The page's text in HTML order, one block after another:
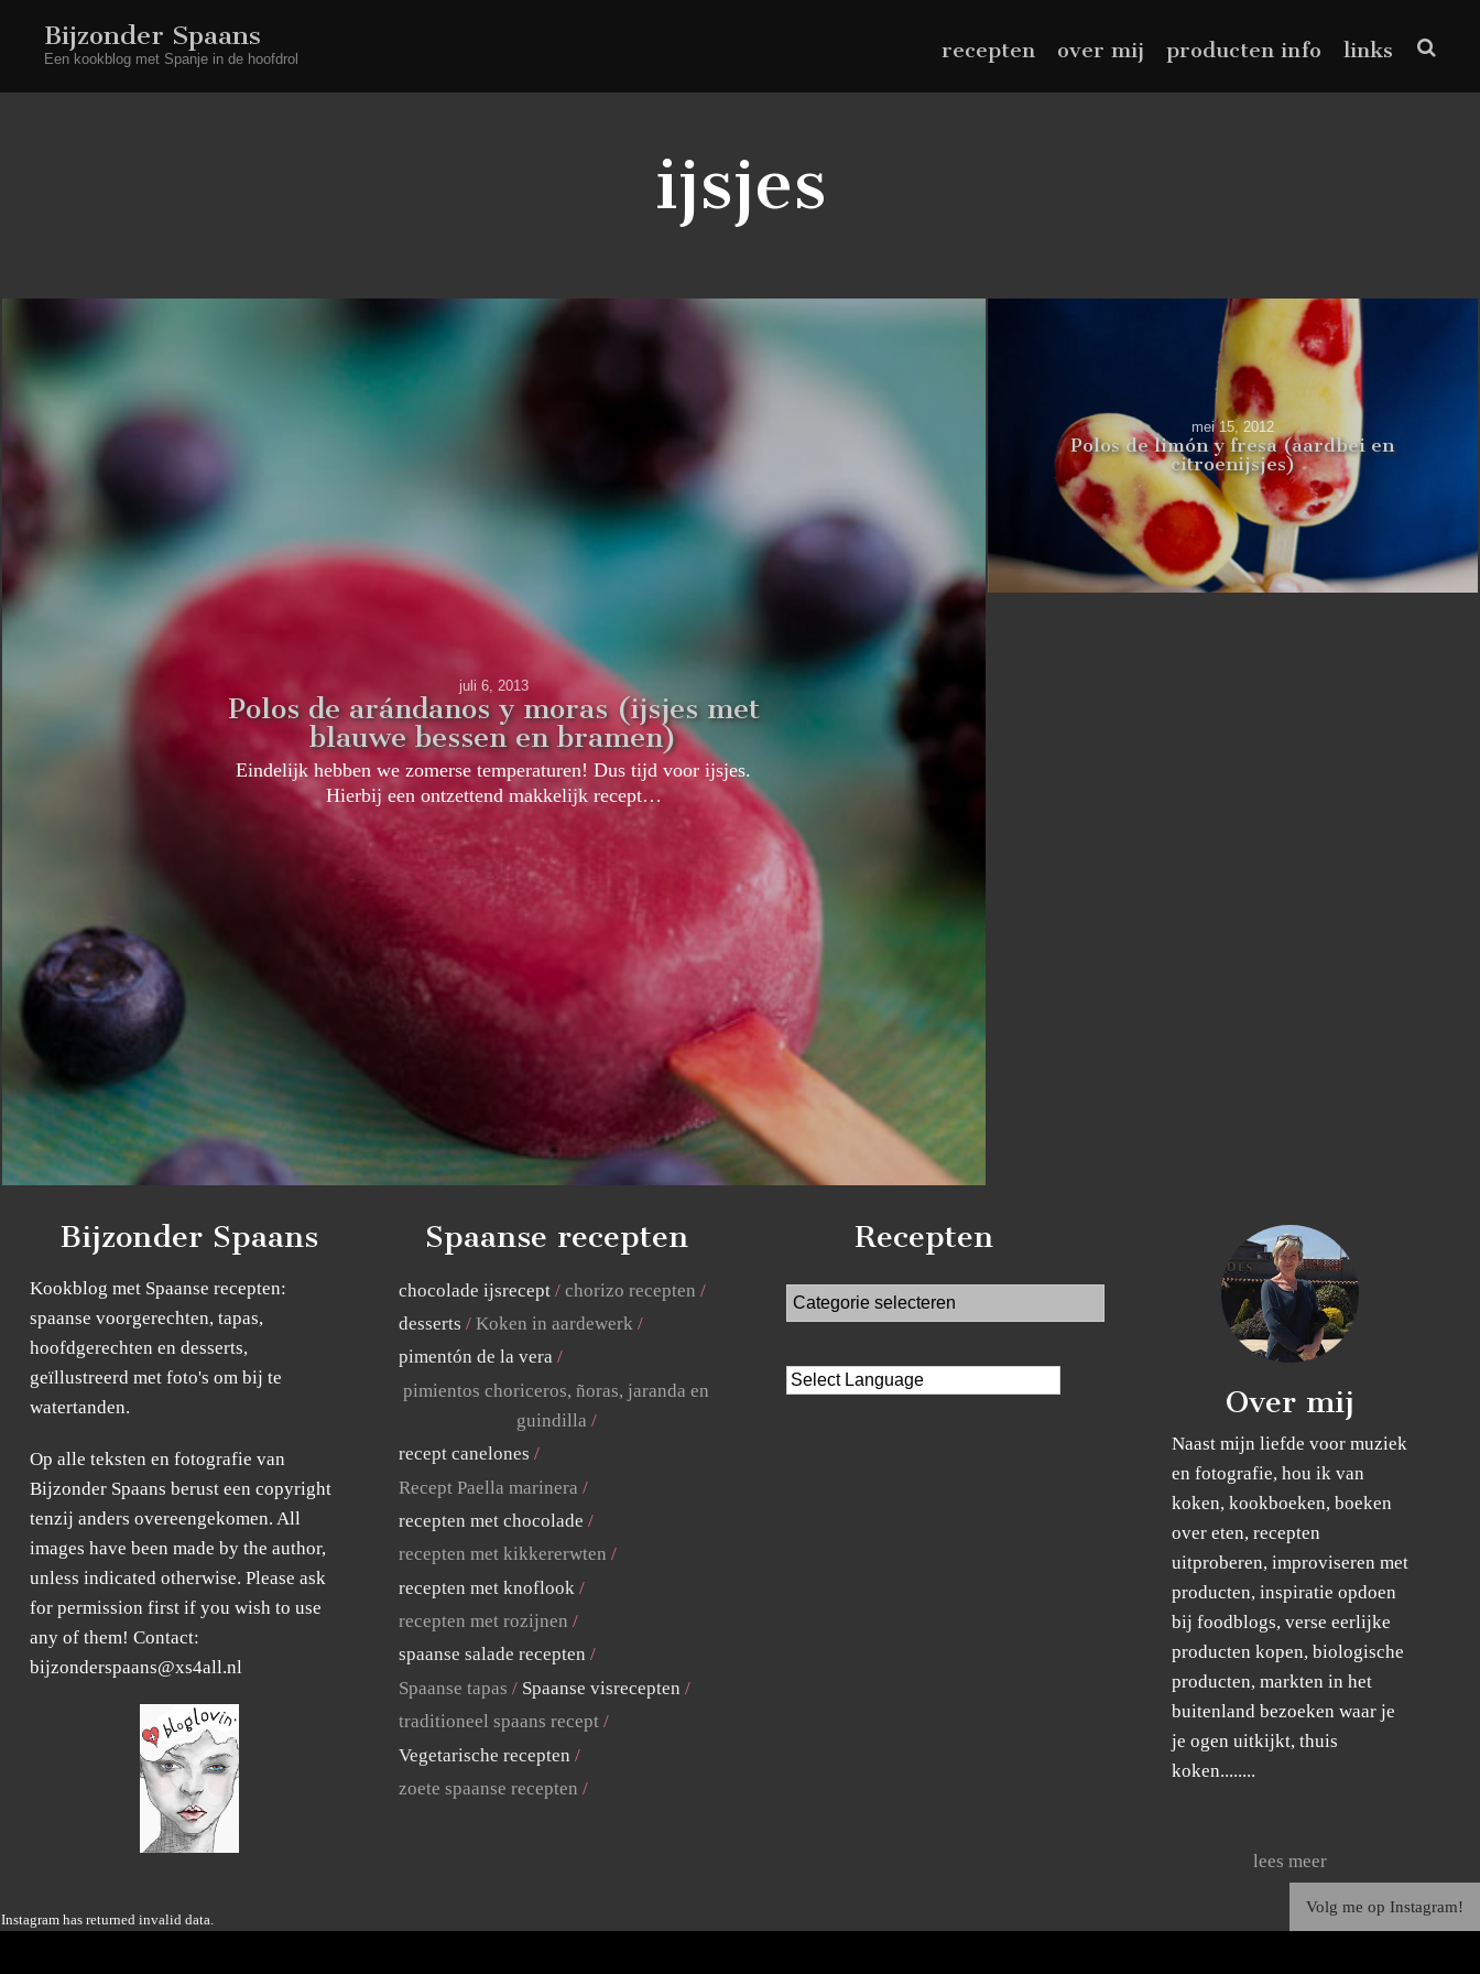
Bijzonder Spaans
Een kookblog met Spanje in de hoofdrol recepten over mij producten info links
ijsjes
juli 6, 2013
Polos de arándanos y moras (ijsjes met
blauwe bessen en bramen)
Eindelijk hebben we zomerse temperaturen! Dus tijd voor ijsjes.
Hierbij een ontzettend makkelijk recept…
mei 15, 2012
Polos de limón y fresa (aardbei en
citroenijsjes)
Bijzonder Spaans
Kookblog met Spaanse recepten:
spaanse voorgerechten, tapas,
hoofdgerechten en desserts,
geïllustreerd met foto's om bij te
watertanden.
Op alle teksten en fotografie van
Bijzonder Spaans berust een copyright
tenzij anders overeengekomen. All
images have been made by the author,
unless indicated otherwise. Please ask
for permission first if you wish to use
any of them! Contact:
bijzonderspaans@xs4all.nl
Spaanse recepten
chocolade ijsrecept
chorizo recepten
desserts
Koken in aardewerk
pimentón de la vera
pimientos choriceros, ñoras, jaranda en
guindilla
recept canelones
Recept Paella marinera
recepten met chocolade
recepten met kikkererwten
recepten met knoflook
recepten met rozijnen
spaanse salade recepten
Spaanse tapas
Spaanse visrecepten
traditioneel spaans recept
Vegetarische recepten
zoete spaanse recepten
Recepten
Over mij
Naast mijn liefde voor muziek
en fotografie, hou ik van
koken, kookboeken, boeken
over eten, recepten
uitproberen, improviseren met
producten, inspiratie opdoen
bij foodblogs, verse eerlijke
producten kopen, biologische
producten, markten in het
buitenland bezoeken waar je
je ogen uitkijkt, thuis
koken........
lees meer
Instagram has returned invalid data.
Volg me op Instagram!